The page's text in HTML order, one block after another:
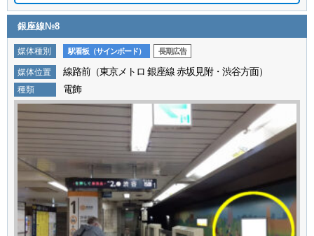
銀座線№8
媒体種別 駅看板（サインボード） 長期広告
媒体位置 線路前（東京メトロ 銀座線 赤坂見附・渋谷方面）
種類 電飾